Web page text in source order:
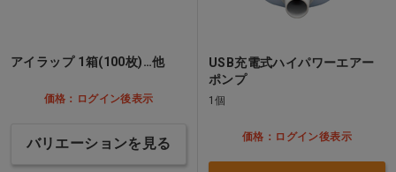
アイラップ 1箱(100枚)…他
価格：ログイン後表示
バリエーションを見る
USB充電式ハイパワーエアー
ポンプ
1個
価格：ログイン後表示